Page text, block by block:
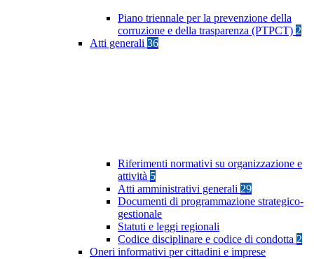
Piano triennale per la prevenzione della
corruzione e della trasparenza (PTPCT) 2
Atti generali 36
Riferimenti normativi su organizzazione e
attività 5
Atti amministrativi generali 29
Documenti di programmazione strategico-
gestionale
Statuti e leggi regionali
Codice disciplinare e codice di condotta 2
Oneri informativi per cittadini e imprese